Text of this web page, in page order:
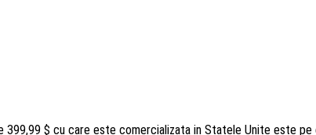
$ cu care este comercializata in Statele Unite este pe